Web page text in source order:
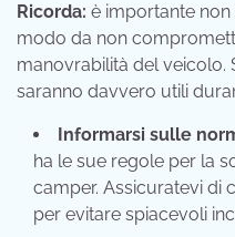
Ricorda: è importante
modo da non
manovrabilità del veicolo.
saranno davvero utili
Informarsi sulle
ha le sue regole per la
camper. Assicuratevi di
per evitare spiacevoli